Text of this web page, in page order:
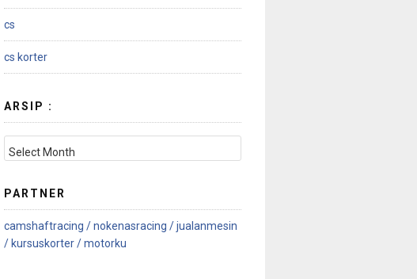
cs
cs korter
ARSIP :
ARSIP
PARTNER
camshaftracing /nokenasracing /jualanmesin
/ kursuskorter /motorku